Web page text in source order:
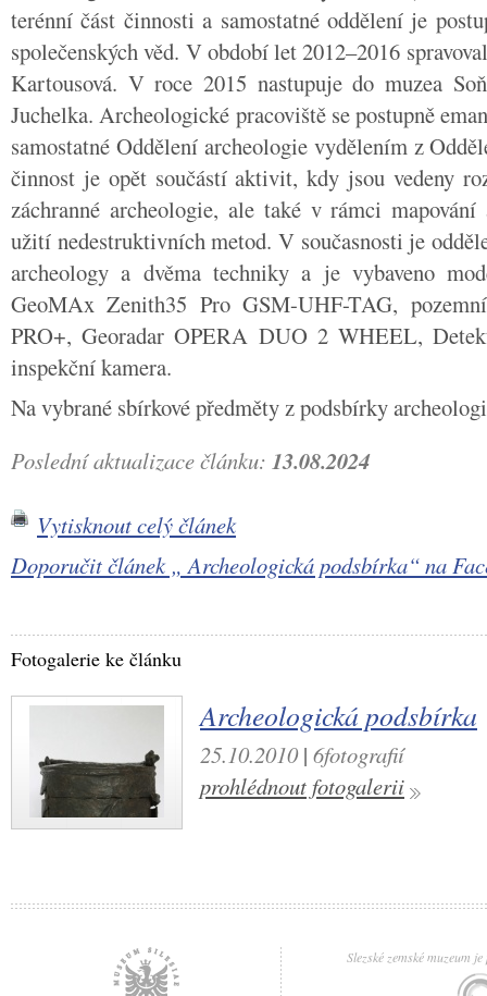
terénní část činnosti a samostatné oddělení je
společenských věd. V období let 2012–2016
Kartousová. V roce 2015 nastupuje do muzea
Juchelka. Archeologické pracoviště se postupně
samostatné Oddělení archeologie vydělením z
činnost je opět součástí aktivit, kdy jsou vedeny
záchranné archeologie, ale také v rámci
užití nedestruktivních metod. V současnosti je
archeology a dvěma techniky a je vybaveno
GeoMAx Zenith35 Pro GSM-UHF-TAG,
PRO+, Georadar OPERA DUO 2 WHEEL,
inspekční kamera.
Na vybrané sbírkové předměty z podsbírky
Poslední aktualizace článku: 13.08.2024
Vytisknout celý článek
Doporučit článek „ Archeologická podsbírka“ na
Fotogalerie ke článku
Archeologická podsbírka
25.10.2010| 6fotografií
prohlédnout fotogalerii
Slezské zemské muzeum